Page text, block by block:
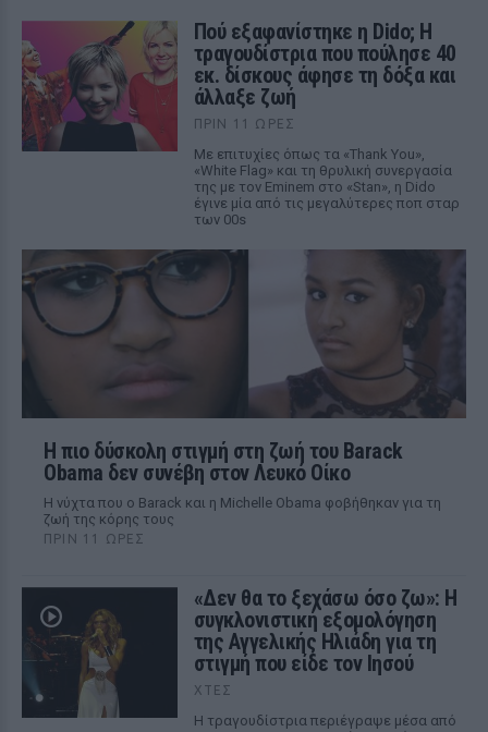
Πού εξαφανίστηκε η Dido; Η
τραγουδίστρια που πούλησε 40
εκ. δίσκους άφησε τη δόξα και
άλλαξε ζωή
ΠΡΙΝ 11 ΏΡΕΣ
Με επιτυχίες όπως τα «Thank You»,
«White Flag» και τη θρυλική συνεργασία
της με τον Eminem στο «Stan», η Dido
έγινε μία από τις μεγαλύτερες ποπ σταρ
των 00s
Η πιο δύσκολη στιγμή στη ζωή του Barack
Obama δεν συνέβη στον Λευκό Οίκο
Η νύχτα που ο Barack και η Michelle Obama φοβήθηκαν για τη
ζωή της κόρης τους
ΠΡΙΝ 11 ΏΡΕΣ
«Δεν θα το ξεχάσω όσο ζω»: Η
συγκλονιστική εξομολόγηση
της Αγγελικής Ηλιάδη για τη
στιγμή που είδε τον Ιησού
ΧΤΕΣ
Η τραγουδίστρια περιέγραψε μέσα από